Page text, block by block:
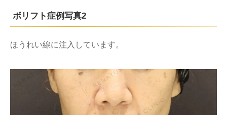
ボリフト症例写真2
ほうれい線に注入しています。